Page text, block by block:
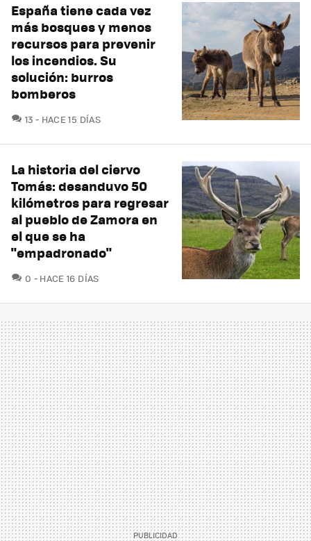
España tiene cada vez
más bosques y menos
recursos para prevenir
los incendios. Su
solución: burros
bomberos
13 COMENTARIOS
HACE 15 DÍAS
La historia del ciervo
Tomás: desanduvo 50
kilómetros para regresar
al pueblo de Zamora en
el que se ha
"empadronado"
0 COMENTARIOS
HACE 16 DÍAS